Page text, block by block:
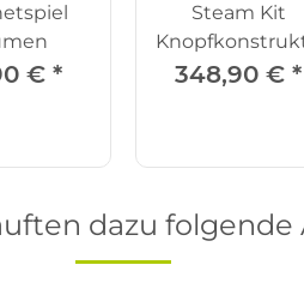
€ *
Steam Kit
380 Teile
348,90 € *
dazu folgende